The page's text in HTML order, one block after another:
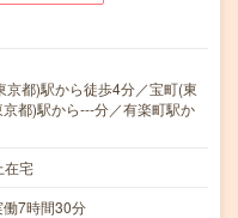
都)駅から徒歩4分／宝町(東
都)駅から---分／有楽町駅か
宅
7時間30分